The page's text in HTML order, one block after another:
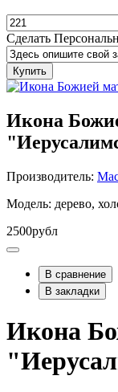
Сделать
Купить
Икона
Производитель:
Модель: дерево,
2500рубл
В сравнение
В закладки
Икона